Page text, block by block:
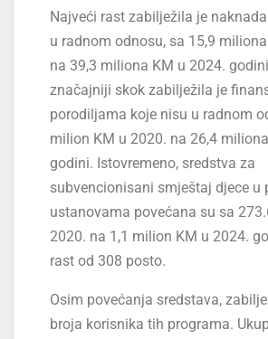
Najveći rast zabilježila je
u radnom odnosu, sa 15,9
na 39,3 miliona KM u 2024.
značajniji skok zabilježila je
porodiljama koje nisu u radnom
milion KM u 2020. na 26,4
godini. Istovremeno, sredstva za
subvencionisani smještaj djece u
ustanovama povećana su sa
2020. na 1,1 milion KM u 2024.
rast od 308 posto.
Osim povećanja sredstava,
broja korisnika tih programa.